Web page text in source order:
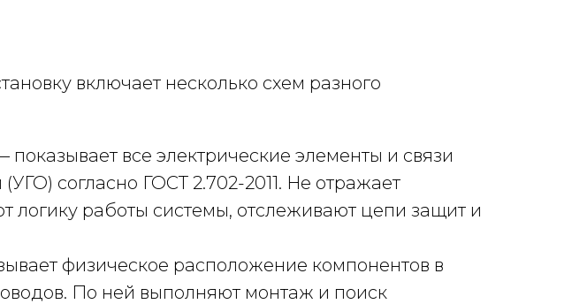
включает несколько схем разного
показывает все электрические элементы и связи
согласно ГОСТ 2.702-2011. Не отражает
работы системы, отслеживают цепи защит и
физическое расположение компонентов в
По ней выполняют монтаж и поиск